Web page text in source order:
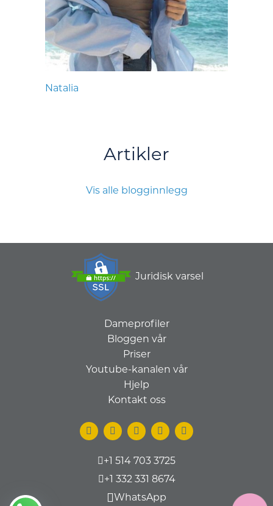
Natalia
Artikler
Vis alle blogginnlegg
Juridisk varsel
Dameprofiler
Bloggen vår
Priser
Youtube-kanalen vår
Hjelp
Kontakt oss
+1 514 703 3725
+1 332 331 8674
WhatsApp